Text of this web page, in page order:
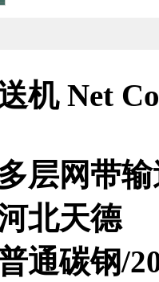
机 Net
层网带
北天德
通碳钢/